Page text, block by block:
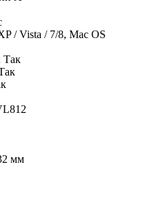
/ Vista / 7/8, Mac OS
Так
мм